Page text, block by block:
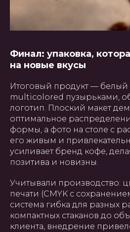
Финал: упаковка,
на новые вкусы
Итоговый продукт — белый
multicolored пузырьками,
логотип. Плоский макет
оптимальное
формы, а фото на столе с
его живым и
усиливает бренд кофе,
позитива и новизны.
Учитывали производство:
печати (CMYK с
система гибка для разных
компактных стаканов до
клиента, внедрение